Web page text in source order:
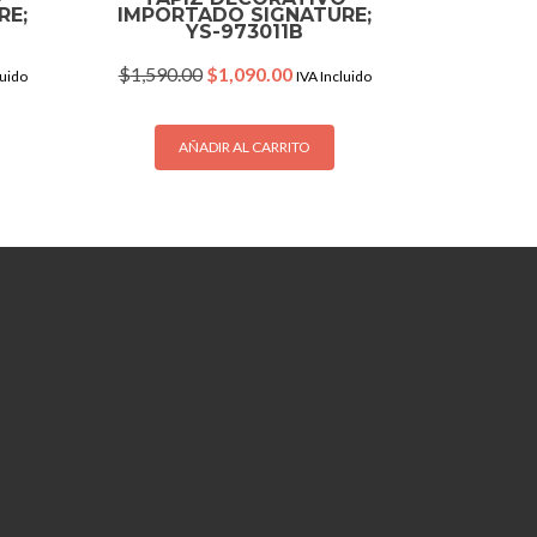
IMPORTADO SIGNATURE;
YS-973011B
$1,590.00 Original
was:
$1,590.00.
$1,090.00Current
is:
$1,090.00.
IVA Incluido
AÑADIR AL CARRITO